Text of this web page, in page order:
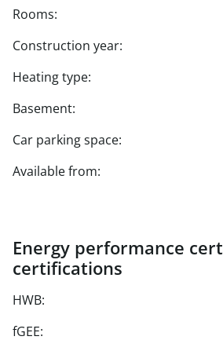
- Kellerabteil für zusätzlichen
- ein Tiefgaragenplatz (optional
Rooms:
Construction year:
Heating type:
Basement:
Car parking space:
Available from:
Energy performance
certifications
HWB:
fGEE: